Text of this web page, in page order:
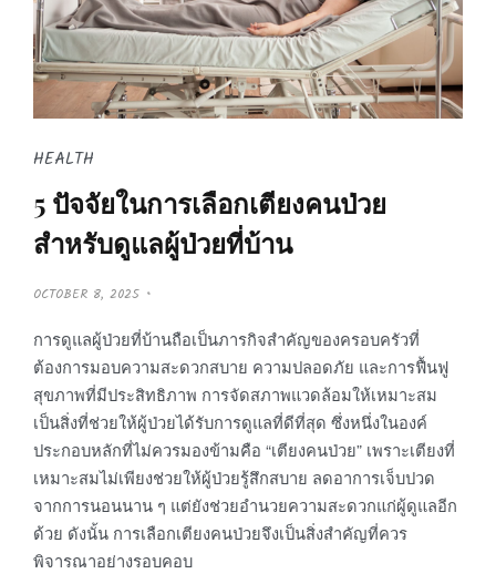
HEALTH
5 ปัจจัยในการเลือกเตียงคนป่วย
สำหรับดูแลผู้ป่วยที่บ้าน
P
O
E
D
O
OCTOBER 8, 2025
การดูแลผู้ป่วยที่บ้านถือเป็นภารกิจสำคัญของครอบครัวที่
ต้องการมอบความสะดวกสบาย ความปลอดภัย และการฟื้นฟู
สุขภาพที่มีประสิทธิภาพ การจัดสภาพแวดล้อมให้เหมาะสม
เป็นสิ่งที่ช่วยให้ผู้ป่วยได้รับการดูแลที่ดีที่สุด ซึ่งหนึ่งในองค์
ประกอบหลักที่ไม่ควรมองข้ามคือ “เตียงคนป่วย” เพราะเตียงที่
เหมาะสมไม่เพียงช่วยให้ผู้ป่วยรู้สึกสบาย ลดอาการเจ็บปวด
จากการนอนนาน ๆ แต่ยังช่วยอำนวยความสะดวกแก่ผู้ดูแลอีก
ด้วย ดังนั้น การเลือกเตียงคนป่วยจึงเป็นสิ่งสำคัญที่ควร
พิจารณาอย่างรอบคอบ